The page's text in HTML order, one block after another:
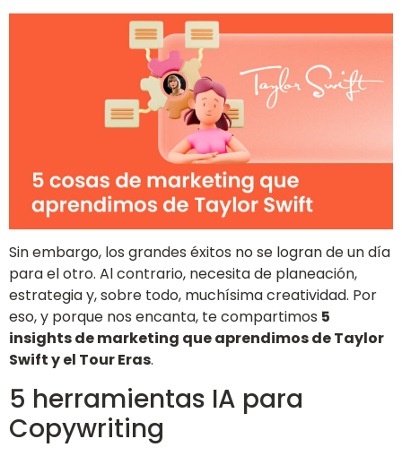
Sin embargo, los grandes éxitos no se logran de un día
para el otro. Al contrario, necesita de planeación,
estrategia y, sobre todo, muchísima creatividad. Por
eso, y porque nos encanta, te compartimos 5
insights de marketing que aprendimos de Taylor
Swift y el Tour Eras.
5 herramientas IA para
Copywriting